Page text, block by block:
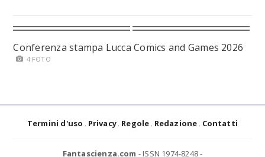
Conferenza stampa Lucca Comics and Games 2026
4 FOTO
Termini d'uso Privacy Regole Redazione Contatti
Fantascienza.com - ISSN 1974-8248 -